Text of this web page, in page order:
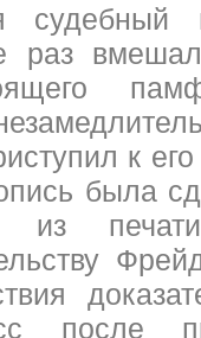
судебный
раз
к
была
из печати
после